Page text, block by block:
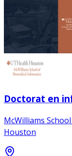
Doctorat en
McWilliams
Houston